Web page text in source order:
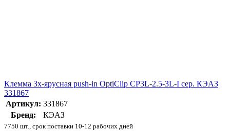
Клемма 3х-ярусная push-in OptiClip CP3L-2.5-3L-I сер. КЭАЗ
331867
Артикул: 331867
Бренд:
КЭАЗ
7750 шт., срок поставки 10-12 рабочих дней